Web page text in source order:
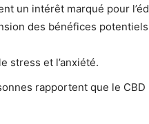
un intérêt marqué pour
des bénéfices
stress et l’anxiété.
rapportent que le CBD